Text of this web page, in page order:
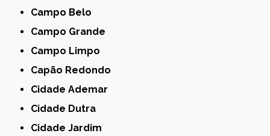
Campo Belo
Campo Grande
Campo Limpo
Capão Redondo
Cidade Ademar
Cidade Dutra
Cidade Jardim